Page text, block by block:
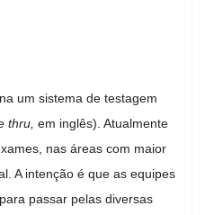
um sistema de testagem
thru, em inglês). Atualmente
nas áreas com maior
A intenção é que as equipes
passar pelas diversas